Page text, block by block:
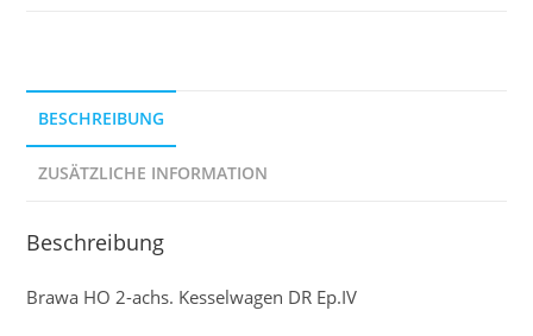
BESCHREIBUNG
ZUSÄTZLICHE INFORMATION
Beschreibung
Brawa HO 2-achs. Kesselwagen DR Ep.IV